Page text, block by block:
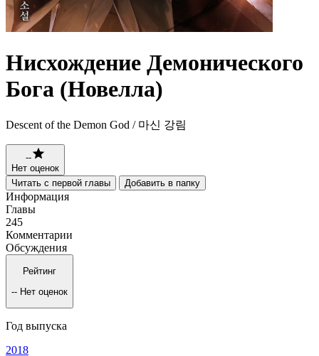
Нисхождение Демонического
Бога (Новелла)
Descent of the Demon God / 마신 강림
--
Нет оценок
Читать с первой главы
Добавить в папку
Информация
Главы
245
Комментарии
Обсуждения
Рейтинг
-- Нет оценок
Год выпуска
2018